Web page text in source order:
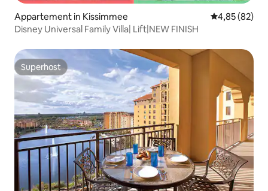
Appartement in Kissimmee Gemiddelde
4,85 (82)
Disney Universal Family Villa| Lift|NEW FINISH
Superhost
Superhost